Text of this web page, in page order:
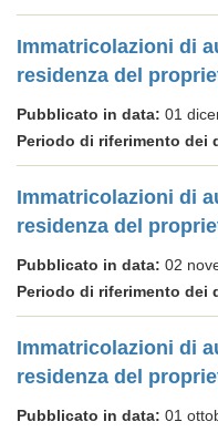
Immatricolazioni di
residenza del
Pubblicato in data: 01
Periodo di riferimento dei
Immatricolazioni di
residenza del
Pubblicato in data: 02
Periodo di riferimento dei
Immatricolazioni di
residenza del
Pubblicato in data: 01